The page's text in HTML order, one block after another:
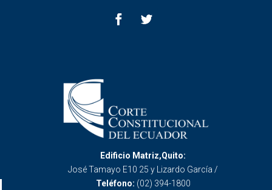
Edificio Matriz,Quito:
José Tamayo E10 25 y Lizardo García /
Teléfono: (02) 394-1800